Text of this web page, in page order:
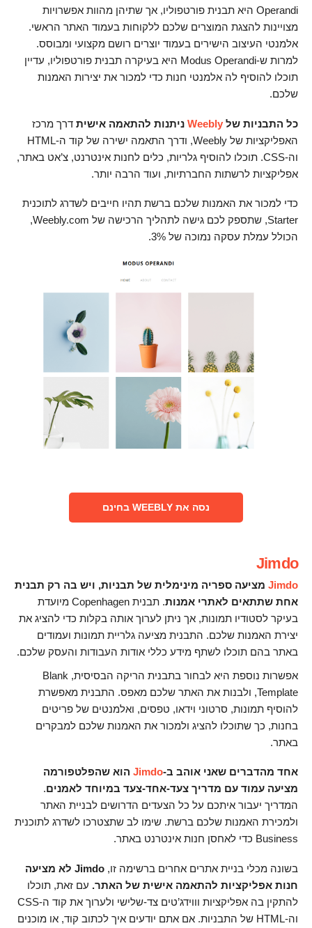
Operandi היא תבנית פורטפוליו, אך שתיהן מהוות אפשרויות
מצויינות להצגת המוצרים שלכם ללקוחות בעמוד האתר הראשי.
אלמנטי העיצוב הישירים בעמוד יוצרים רושם מקצועי ומבוסס.
למרות ש-Modus Operandi היא בעיקרה תבנית פורטפוליו, עדיין
תוכלו להוסיף לה אלמנטי חנות כדי למכור את יצירות האמנות
שלכם.
כל התבניות של Weebly ניתנות להתאמה אישית דרך מרכז
האפליקציות של Weebly, ודרך התאמה ישירה של קוד ה-HTML
וה-CSS. תוכלו להוסיף גלריות, כלים לחנות אינטרנט, צ’אט באתר,
אפליקציות לרשתות החברתיות, ועוד הרבה יותר.
כדי למכור את האמנות שלכם ברשת תהיו חייבים לשדרג לתוכנית
Starter, שתספק לכם גישה לתהליך הרכישה של Weebly.com,
הכולל עמלת עסקה נמוכה של 3%.
נסה את WEEBLY בחינם
Jimdo
Jimdo מציעה ספריה מינימלית של תבניות, ויש בה רק תבנית
אחת שתתאים לאתרי אמנות
. תבנית Copenhagen מיועדת
בעיקר לסטודיו תמונות, אך ניתן לערוך אותה בקלות כדי להציג את
יצירת האמנות שלכם. התבנית מציעה גלריית תמונות ועמודים
באתר בהם תוכלו לשתף מידע כללי אודות העבודות והעסק שלכם.
אפשרות נוספת היא לבחור בתבנית הריקה הבסיסית, Blank
Template, ולבנות את האתר שלכם מאפס. התבנית מאפשרת
להוסיף תמונות, סרטוני וידאו, טפסים, ואלמנטים של פריטים
בחנות, כך שתוכלו להציג ולמכור את האמנות שלכם למבקרים
באתר.
אחד מהדברים שאני אוהב ב-Jimdo הוא שהפלטפורמה
מציעה עמוד עם מדריך צעד-אחד-צעד במיוחד לאמנים.
המדריך יעבור איתכם על כל הצעדים הדרושים לבניית האתר
ולמכירת האמנות שלכם ברשת. שימו לב שתצטרכו לשדרג לתוכנית
Business כדי לאחסן חנות אינטרנט באתר.
בשונה מכלי בניית אתרים אחרים ברשימה זו,
Jimdo לא מציעה
חנות אפליקציות להתאמה אישית של האתר. עם זאת, תוכלו
להתקין בה אפליקציות וווידג’טים צד-שלישי ולערוך את קוד ה-CSS
וה-HTML של התבניות. אם אתם יודעים איך לכתוב קוד, או מוכנים